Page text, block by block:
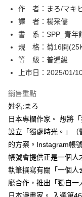
便利好安心！
１．簡單：不需註冊會員
２．便利：只要手機號碼
３．安心：先確認商品／
【「AFTEE先享後付」結
１．於結帳方式選擇「
結帳頁面，進行簡訊認證
２．訂單成立數日內，您
ATM／網路銀行／等多元
※ 請注意：結帳手續完成
購買商品的店家。未經商
後付繳納相關費用。
※ 交易是否成功請以「
是否繳費成功／繳費後需
【注意事項】
１．透過由恩沛科技股份
易，需依本服務之必要範
運送方式
全家取貨付款
每筆NT$80，滿
付款後全家取貨
每筆NT$80，滿
付款後萊爾富取貨
每筆NT$80，滿
7-11取貨付款
每筆NT$80，滿
作 者：まろ/マキ
譯 者：楊采儒
書 系：SPP_青年
規 格：菊16開
等 級：普遍級
上市日：2025/01/
銷售重點
姓名:まろ
日本專欄作家。 想將
設立「獨處時光。」（
的方案。Instagram帳
帳號會提供正是一個
執筆撰寫有關「一個人
廳合作，推出「獨自